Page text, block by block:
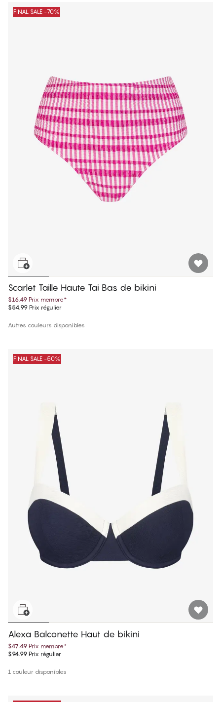
FINAL SALE -70%
Scarlet Taille Haute Tai Bas de bikini
$16.49 Prix membre*
$54.99 Prix régulier
Autres couleurs disponibles
FINAL SALE -50%
Alexa Balconette Haut de bikini
$47.49 Prix membre*
$94.99 Prix régulier
1 couleur disponibles